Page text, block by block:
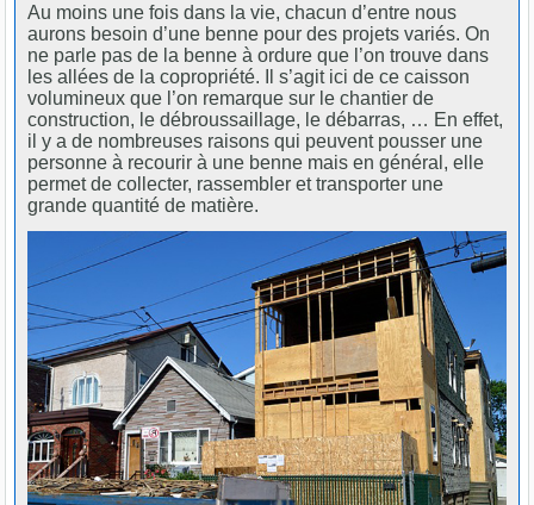
Au moins une fois dans la vie, chacun d’entre nous
aurons besoin d’une benne pour des projets variés. On
ne parle pas de la benne à ordure que l’on trouve dans
les allées de la copropriété. Il s’agit ici de ce caisson
volumineux que l’on remarque sur le chantier de
construction, le débroussaillage, le débarras, … En effet,
il y a de nombreuses raisons qui peuvent pousser une
personne à recourir à une benne mais en général, elle
permet de collecter, rassembler et transporter une
grande quantité de matière.